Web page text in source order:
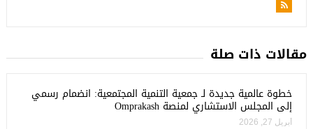
مقالات ذات صلة
خطوة عالمية جديدة لـ جمعية التنمية المجتمعية: انضمام رسمي
إلى المجلس الاستشاري لمنصة Omprakash
أبريل 27, 2026